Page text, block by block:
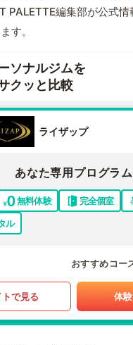
PALETTE編集部が公式情
す。
ソナルジムを
クッと比較
ライザップ
あなた専用プログラム
無料体験 完全個室
ル
おすすめコー
で見る 体